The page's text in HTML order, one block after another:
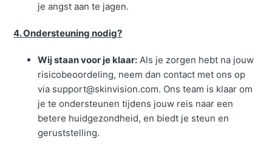
je angst aan te jagen.
4. Ondersteuning nodig?
Wij staan voor je klaar: Als je zorgen hebt na jouw
risicobeoordeling, neem dan contact met ons op
via support@skinvision.com. Ons team is klaar om
je te ondersteunen tijdens jouw reis naar een
betere huidgezondheid, en biedt je steun en
geruststelling.